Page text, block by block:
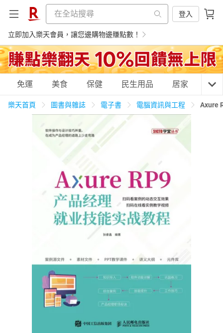
登入
立即加入樂天會員，讓您邊購物邊賺點數！
購物網分類
天天免運 美食蛋糕 養生保健 民生用品
3C家電 運動休閒
男裝 化妝保養
日本購物 電子/紙本書
免運 美食 保健 民生用品 居家 3C
樂天首頁 圖書與雜誌 電子書 電腦資訊與工程 Axure